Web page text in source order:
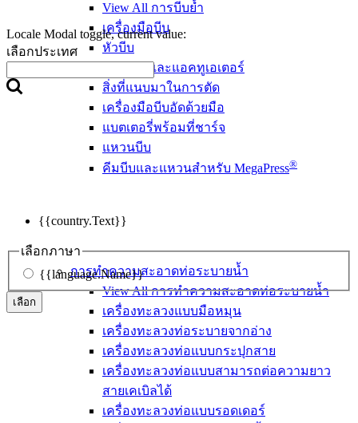
Locale Modal toggle, current value:
เลือกประเทศ
{{country.Text}}
เลือกภาษา
{{language.Name}}
เลือก
View All การบีบย้ำ
เครื่องมือบีบ
หัวบีบ
วงแหวนและแอคทูเอเตอร์
สิ่งที่แนบมาในการตัด
เครื่องมือบีบอัดด้วยมือ
แบตเตอรี่พร้อมที่ชาร์จ
แหวนบีบ
คีมบีบและแหวนสำหรับ MegaPress®
การทำความสะอาดท่อระบายน้ำ
View All การทำความสะอาดท่อระบายน้ำ
เครื่องทะลวงแบบมือหมุน
เครื่องทะลวงท่อระบายจากอ่าง
เครื่องทะลวงท่อแบบกระปุกสาย
เครื่องทะลวงท่อแบบสามารถต่อความยาว
สายเคเบิลได้
เครื่องทะลวงท่อแบบรอดเดอร์